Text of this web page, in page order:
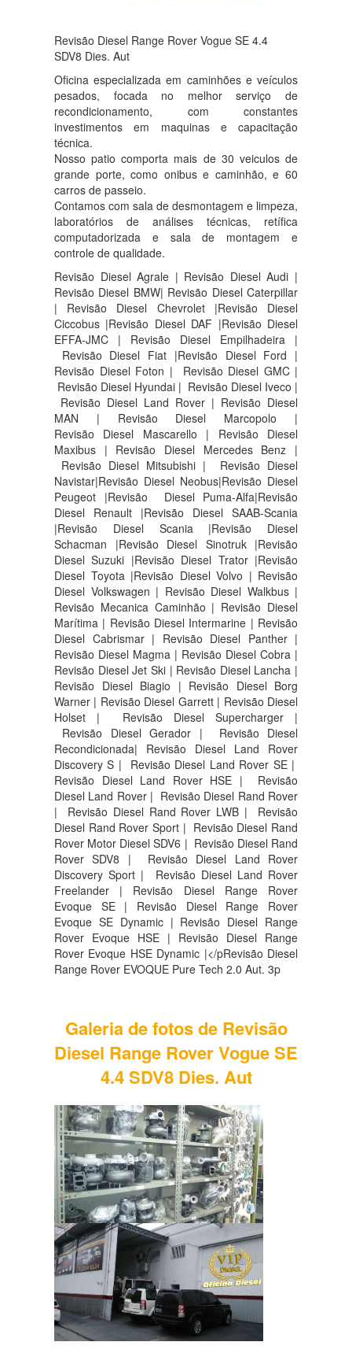
Revisão Diesel Range Rover Vogue SE 4.4
SDV8 Dies. Aut
Oficina especializada em caminhões e veículos
pesados, focada no melhor serviço de
recondicionamento, com constantes
investimentos em maquinas e capacitação
técnica.
Nosso patio comporta mais de 30 veiculos de
grande porte, como onibus e caminhão, e 60
carros de passeio.
Contamos com sala de desmontagem e limpeza,
laboratórios de análises técnicas, retífica
computadorizada e sala de montagem e
controle de qualidade.
Revisão Diesel Agrale | Revisão Diesel Audi |
Revisão Diesel BMW| Revisão Diesel Caterpillar
| Revisão Diesel Chevrolet |Revisão Diesel
Ciccobus |Revisão Diesel DAF |Revisão Diesel
EFFA-JMC | Revisão Diesel Empilhadeira |
Revisão Diesel Fiat |Revisão Diesel Ford |
Revisão Diesel Foton | Revisão Diesel GMC |
Revisão Diesel Hyundai | Revisão Diesel Iveco |
Revisão Diesel Land Rover | Revisão Diesel
MAN | Revisão Diesel Marcopolo |
Revisão Diesel Mascarello | Revisão Diesel
Maxibus | Revisão Diesel Mercedes Benz |
Revisão Diesel Mitsubishi | Revisão Diesel
Navistar|Revisão Diesel Neobus|Revisão Diesel
Peugeot |Revisão Diesel Puma-Alfa|Revisão
Diesel Renault |Revisão Diesel SAAB-Scania
|Revisão Diesel Scania |Revisão Diesel
Schacman |Revisão Diesel Sinotruk |Revisão
Diesel Suzuki |Revisão Diesel Trator |Revisão
Diesel Toyota |Revisão Diesel Volvo | Revisão
Diesel Volkswagen | Revisão Diesel Walkbus |
Revisão Mecanica Caminhão | Revisão Diesel
Marítima | Revisão Diesel Intermarine | Revisão
Diesel Cabrismar | Revisão Diesel Panther |
Revisão Diesel Magma | Revisão Diesel Cobra |
Revisão Diesel Jet Ski | Revisão Diesel Lancha |
Revisão Diesel Biagio | Revisão Diesel Borg
Warner | Revisão Diesel Garrett | Revisão Diesel
Holset | Revisão Diesel Supercharger |
Revisão Diesel Gerador | Revisão Diesel
Recondicionada| Revisão Diesel Land Rover
Discovery S |
Revisão Diesel Land Rover SE |
Revisão Diesel Land Rover HSE |
Revisão
Diesel Land Rover | Revisão Diesel Rand Rover
|
Revisão Diesel Rand Rover LWB |
Revisão
Diesel Rand Rover Sport | Revisão Diesel Rand
Rover Motor Diesel SDV6 | Revisão Diesel Rand
Rover SDV8 |
Revisão Diesel Land Rover
Discovery Sport |
Revisão Diesel Land Rover
Freelander | Revisão Diesel Range Rover
Evoque SE | Revisão Diesel Range Rover
Evoque SE Dynamic | Revisão Diesel Range
Rover Evoque HSE | Revisão Diesel Range
Rover Evoque HSE Dynamic |</pRevisão Diesel
Range Rover EVOQUE Pure Tech 2.0 Aut. 3p
Galeria de fotos de Revisão
Diesel Range Rover Vogue SE
4.4 SDV8 Dies. Aut